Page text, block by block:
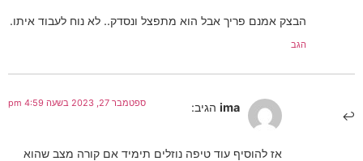
הבצק אמנם פריך אבל הוא מתפצל ונסדק.. לא נוח לעבוד איתו.
הגב
ima הגיב: ספטמבר 27, 2023 בשעה 4:59 pm
אז להוסיף עוד טיפה נוזלים תימיד אם קורה מצב שהוא